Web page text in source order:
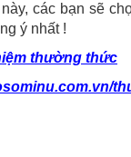
các bạn sẽ
ý nhất !
thường thức